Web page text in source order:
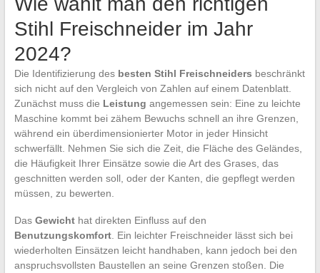
Stihl Freischneider im Jahr
2024?
Die Identifizierung des besten Stihl Freischneiders beschränkt
sich nicht auf den Vergleich von Zahlen auf einem Datenblatt.
Zunächst muss die Leistung angemessen sein: Eine zu leichte
Maschine kommt bei zähem Bewuchs schnell an ihre Grenzen,
während ein überdimensionierter Motor in jeder Hinsicht
schwerfällt. Nehmen Sie sich die Zeit, die Fläche des Geländes,
die Häufigkeit Ihrer Einsätze sowie die Art des Grases, das
geschnitten werden soll, oder der Kanten, die gepflegt werden
müssen, zu bewerten.
Das Gewichthat direkten Einfluss auf den
Benutzungskomfort. Ein leichter Freischneider lässt sich bei
wiederholten Einsätzen leicht handhaben, kann jedoch bei den
anspruchsvollsten Baustellen an seine Grenzen stoßen. Die